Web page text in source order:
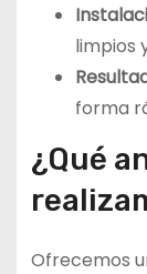
limpios
forma
¿Qué
Ofrecemos